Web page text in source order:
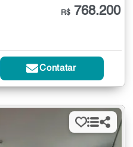
R$ 768.200
Contatar